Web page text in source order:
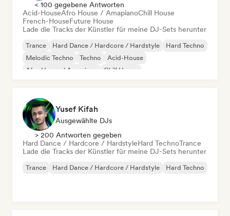
< 100 gegebene Antworten
Acid-HouseAfro House / AmapianoChill House
French-HouseFuture House
Lade die Tracks der Künstler für meine DJ-Sets herunter
Trance Hard Dance / Hardcore / Hardstyle
Hard Techno
Melodic Techno
Techno
Acid-House
Afro House / Amapiano
Chill House
Yusef Kifah
Ausgewählte DJs
> 200 Antworten gegeben
Hard Dance / Hardcore / HardstyleHard TechnoTrance
Lade die Tracks der Künstler für meine DJ-Sets herunter
Trance Hard Dance / Hardcore / Hardstyle Hard Techno